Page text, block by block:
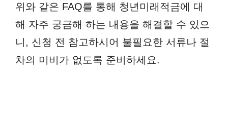
위와 같은 FAQ를 통해 청년미래적금에 대
해 자주 궁금해 하는 내용을 해결할 수 있으
니, 신청 전 참고하시어 불필요한 서류나 절
차의 미비가 없도록 준비하세요.